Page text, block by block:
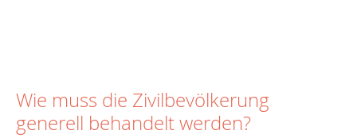
Wie muss die Zivilbevölkerung
generell behandelt werden?